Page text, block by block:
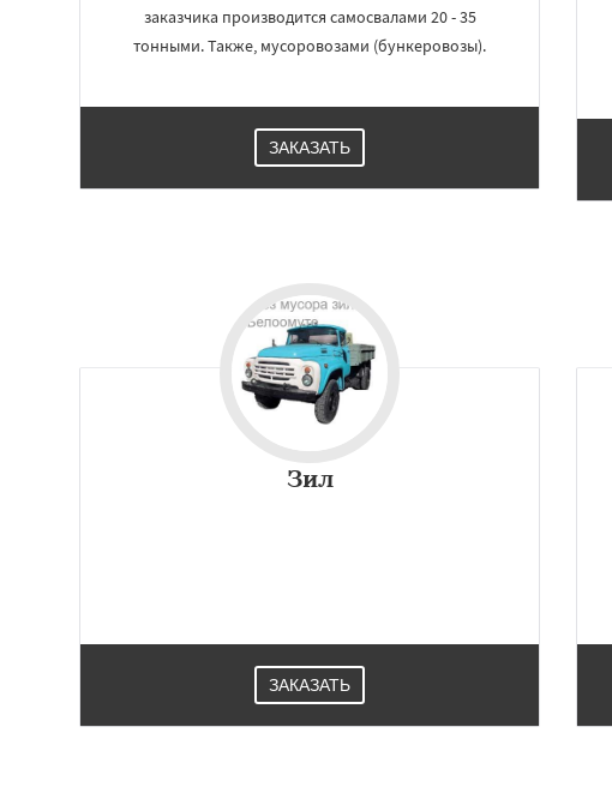
заказчика производится самосвалами 20 - 35
тонными. Также, мусоровозами (бункеровозы).
ЗАКАЗАТЬ
Зил
ЗАКАЗАТЬ